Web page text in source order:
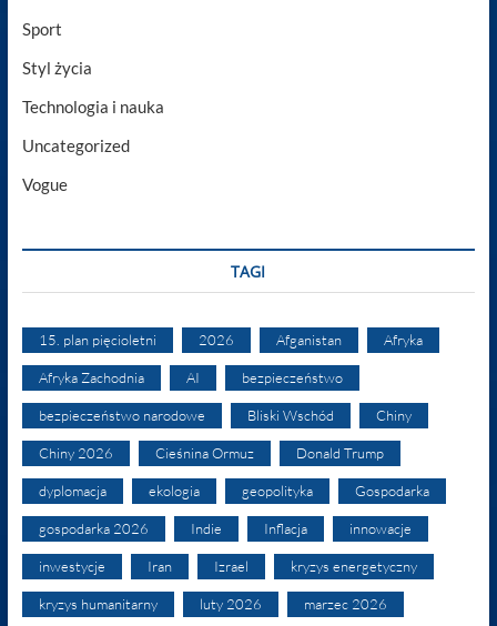
Sport
Styl życia
Technologia i nauka
Uncategorized
Vogue
TAGI
15. plan pięcioletni 2026 Afganistan Afryka
Afryka Zachodnia AI bezpieczeństwo
bezpieczeństwo narodowe Bliski Wschód Chiny
Chiny 2026 Cieśnina Ormuz Donald Trump
dyplomacja ekologia geopolityka Gospodarka
gospodarka 2026 Indie Inflacja innowacje
inwestycje Iran Izrael kryzys energetyczny
kryzys humanitarny luty 2026 marzec 2026